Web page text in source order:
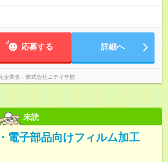
時間 ＜シフト例＞ 土日祝 9:00～17:00（休
） ※シフト制 ※週1～2日の勤務
応募する 詳細へ
企業名 株式会社ニチイ学館
未読
電子部品向けフィルム加工